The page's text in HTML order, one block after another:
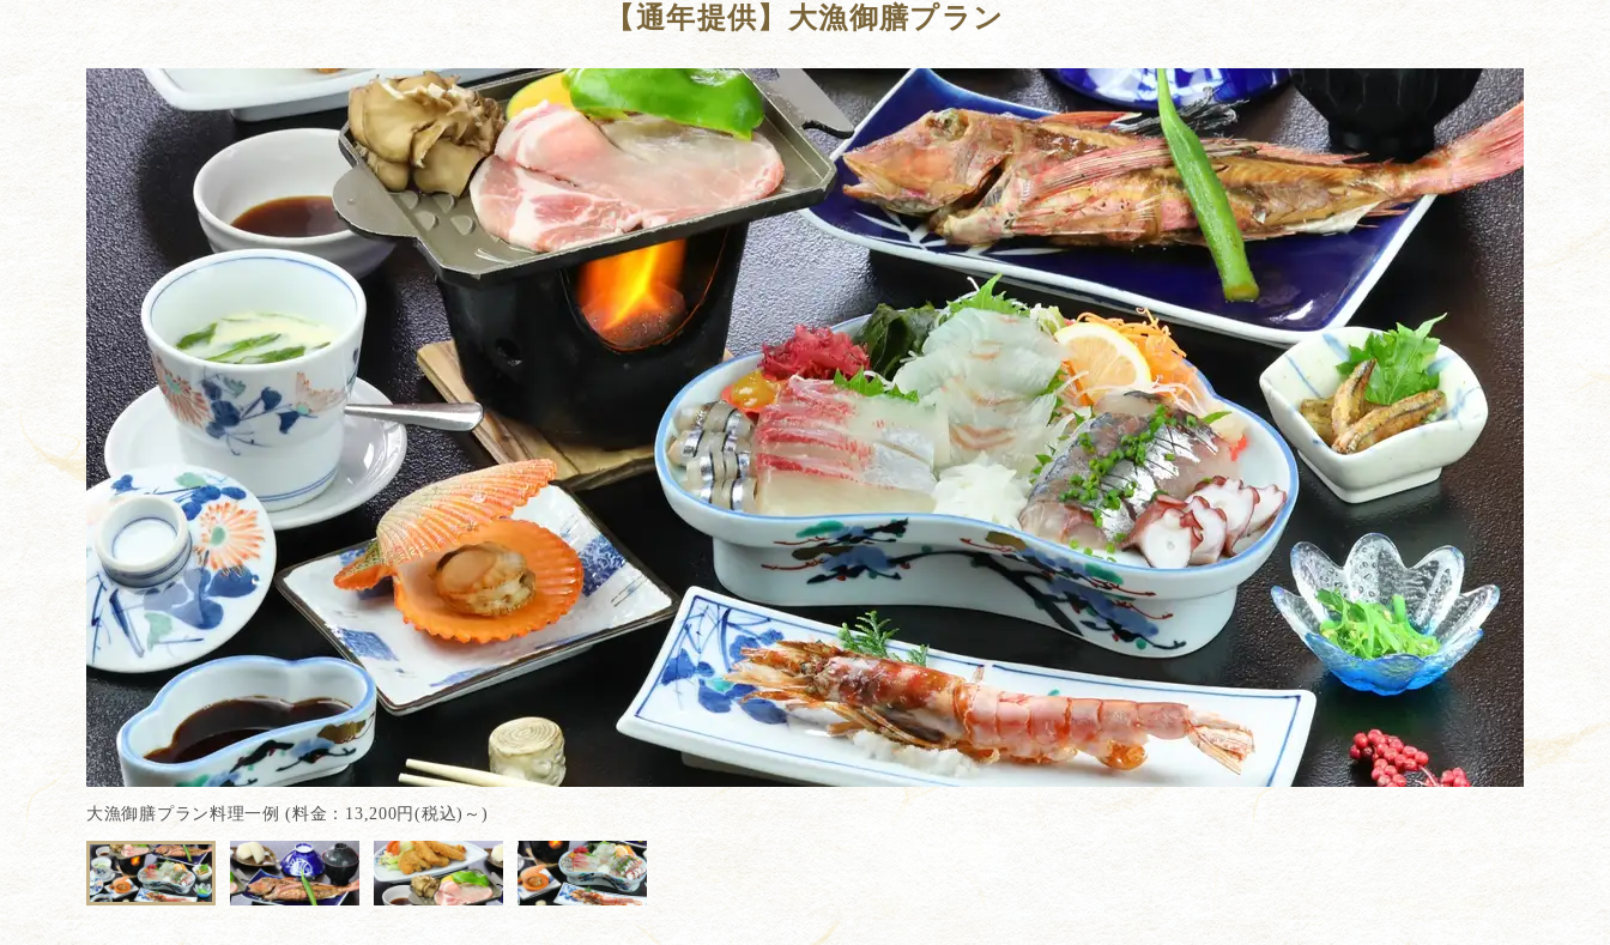
【通年提供】大漁御膳プラン
大漁御膳プラン料理一例 (料金：13,200円(税込)～)